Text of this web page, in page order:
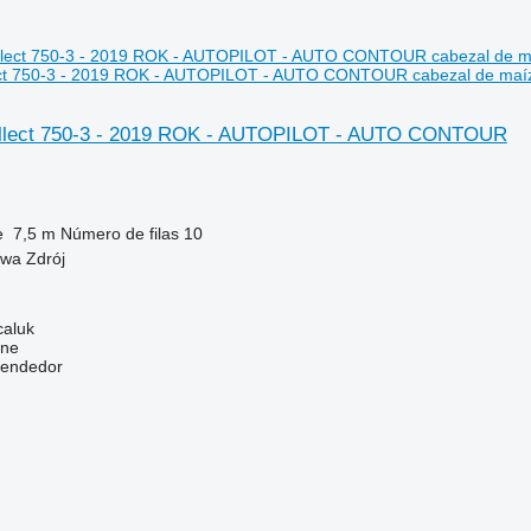
750-3 - 2019 ROK - AUTOPILOT - AUTO CONTOUR cabezal de
750-3 - 2019 ROK - AUTOPILOT - AUTO CONTOUR
7,5 m Número de filas 10
Zdrój